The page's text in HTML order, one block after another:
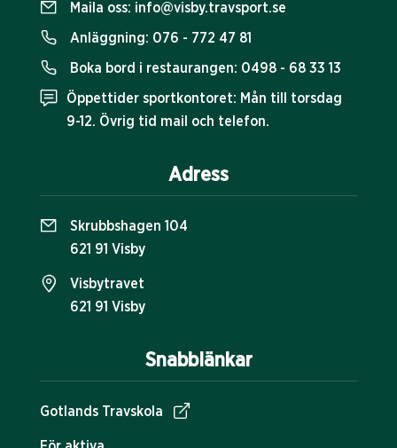
Snabblänkar
Gotlands Travskola
Maila oss: info@visby.travsport.se
Anläggning: 076 - 772 47 81
Boka bord i restaurangen: 0498 - 68 33 13
Öppettider sportkontoret: Mån till torsdag
9-12. Övrig tid mail och telefon.
Adress
Skrubbshagen 104
621 91 Visby
Visbytravet
621 91 Visby